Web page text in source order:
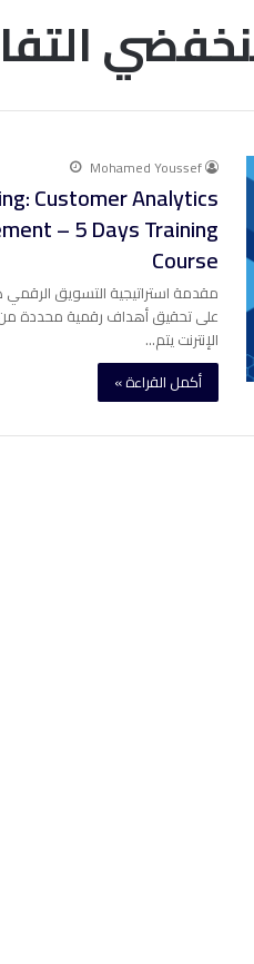
Mohamed Youssef
Customer Analytics
– 5 Days Training
Course
مقدمة استراتيجية التسويق
على تحقيق أهداف رقمية محددة
الإنترنت يتم…
أكمل القراءة »